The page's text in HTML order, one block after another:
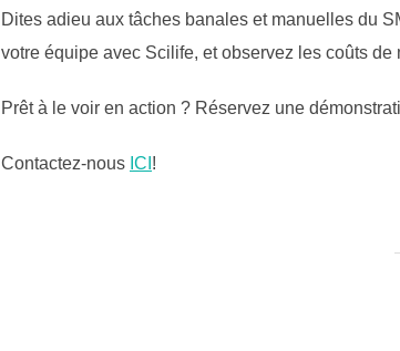
Dites adieu aux tâches banales et manuelles du
votre équipe avec Scilife, et observez les coûts
Prêt à le voir en action ? Réservez une
Contactez-nous ICI !